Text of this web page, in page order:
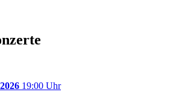
19:00 Uhr